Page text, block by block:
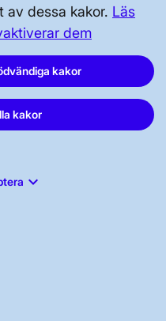
av dessa kakor. Läs
dem
kakor
kakor
keyboard_arrow_down